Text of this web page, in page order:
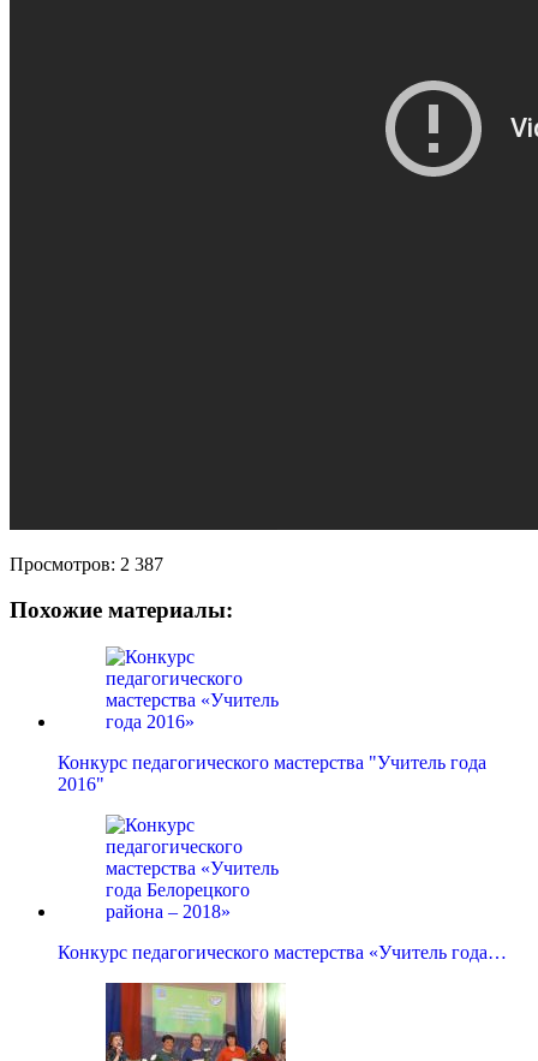
Просмотров: 2 387
Похожие материалы:
Конкурс педагогического мастерства "Учитель года
2016"
Конкурс педагогического мастерства «Учитель года…